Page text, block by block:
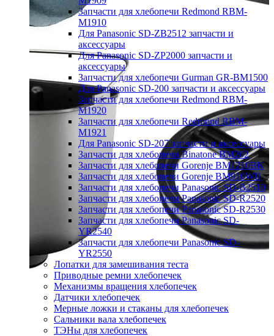
Запчасти для хлебопечи Redmond RBM-
M1910
Для Panasonic SD-ZB2512 запчасти и
аксессуары
Для Panasonic SD-ZP2000 запчасти и
аксессуары
Запчасти для хлебопечи Gurman GR-BM1500
Для Panasonic SD-200 запчасти и аксессуары
Запчасти для хлебопечи Redmond RBM-
M1920
Запчасти для хлебопечи Redmond RBM-
M1921
Для Panasonic SD-207 запчасти и аксессуары
Запчасти для хлебопечи Binatone BM202
Запчасти для хлебопечи Gorenje BM1210BK
Запчасти для хлебопечи Gorenje BM910WII
Запчасти для хлебопечи Panasonic SD-B2510
Запчасти для хлебопечи Panasonic SD-R2520
Запчасти для хлебопечи Panasonic SD-R2530
Запчасти для хлебопечи Panasonic SD-
YR2540
Запчасти для хлебопечи Panasonic SD-
YR2550
Лопатки для замешивания теста
Приводные ремни хлебопечек
Механизмы вращения хлебопечек
Датчики хлебопечек
Мерные ложки и стаканы для хлебопечек
Сальники вала хлебопечек
ТЭНы для хлебопечек